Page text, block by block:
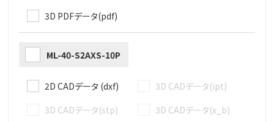
3D PDFデータ(pdf)
ML-40-S2AXS-10P
2D CADデータ (dxf)
3D CADデータ(ipt)
3D CADデータ(stp)
3D CADデータ(x_b)